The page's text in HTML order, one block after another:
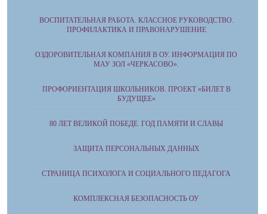
ВОСПИТАТЕЛЬНАЯ РАБОТА. КЛАССНОЕ РУКОВОДСТВО.
ПРОФИЛАКТИКА И ПРАВОНАРУШЕНИЕ
ОЗДОРОВИТЕЛЬНАЯ КОМПАНИЯ В ОУ. ИНФОРМАЦИЯ ПО
МАУ ЗОЛ «ЧЕРКАСОВО».
ПРОФОРИЕНТАЦИЯ ШКОЛЬНИКОВ. ПРОЕКТ «БИЛЕТ В
БУДУЩЕЕ»
80 ЛЕТ ВЕЛИКОЙ ПОБЕДЕ. ГОД ПАМЯТИ И СЛАВЫ
ЗАЩИТА ПЕРСОНАЛЬНЫХ ДАННЫХ
СТРАНИЦА ПСИХОЛОГА И СОЦИАЛЬНОГО ПЕДАГОГА
КОМПЛЕКСНАЯ БЕЗОПАСНОСТЬ ОУ